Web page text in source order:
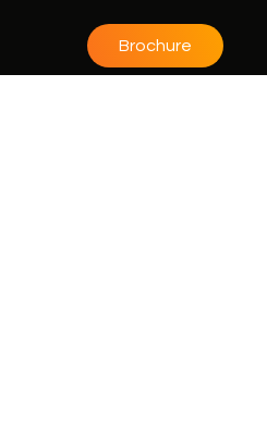
Brochure